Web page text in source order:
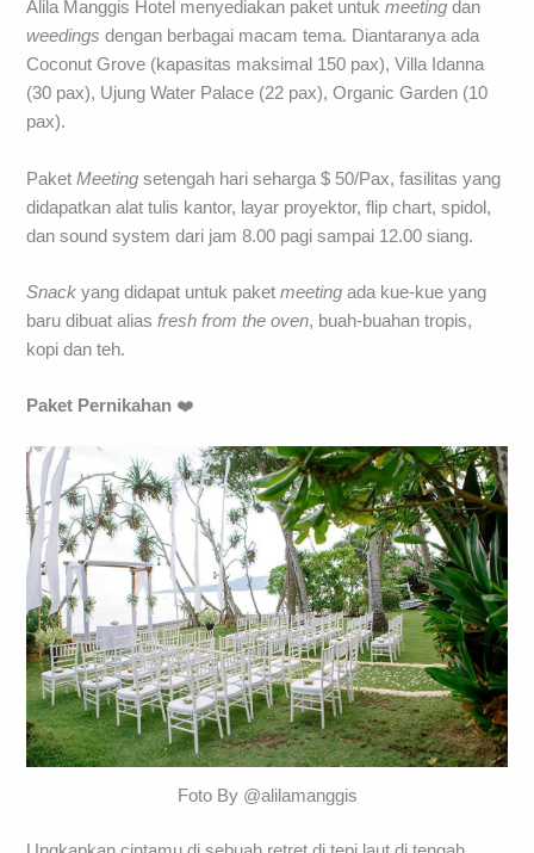
Alila Manggis Hotel menyediakan paket untukmeeting dan
weedings dengan berbagai macam tema. Diantaranya ada
Coconut Grove (kapasitas maksimal 150 pax), Villa Idanna
(30 pax), Ujung Water Palace (22 pax), Organic Garden (10
pax).
PaketMeeting setengah hari seharga $ 50/Pax, fasilitas yang
didapatkan alat tulis kantor, layar proyektor, flip chart, spidol,
dan sound system dari jam 8.00 pagi sampai 12.00 siang.
Snack yang didapat untuk paketmeeting ada kue-kue yang
baru dibuat alias fresh from the oven, buah-buahan tropis,
kopi dan teh.
Paket Pernikahan ❤️
Foto By @alilamanggis